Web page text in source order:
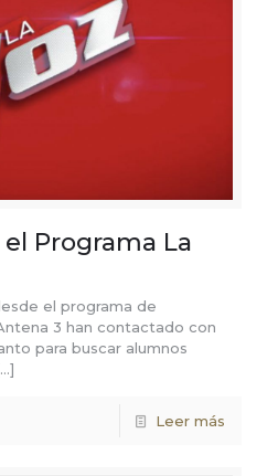
Programa La
el programa de
3 han contactado con
para buscar alumnos
Leer más